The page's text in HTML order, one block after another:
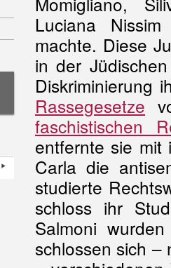
Luciana
machte. Diese
in der
Diskriminierung
Rassegesetze
faschistischen
entfernte sie mit
Carla die
studierte
schloss ihr
Salmoni
schlossen sich